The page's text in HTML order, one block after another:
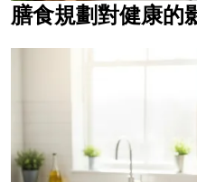
膳食規劃對健康的